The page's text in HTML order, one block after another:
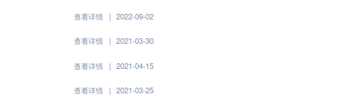
查看详情 | 2022-09-02
查看详情 | 2021-03-30
查看详情 | 2021-04-15
查看详情 | 2021-03-25